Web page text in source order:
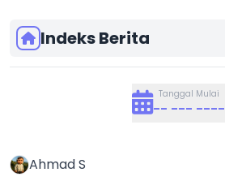
Indeks Berita
Tanggal Mulai
-- --- ----
Ahmad S